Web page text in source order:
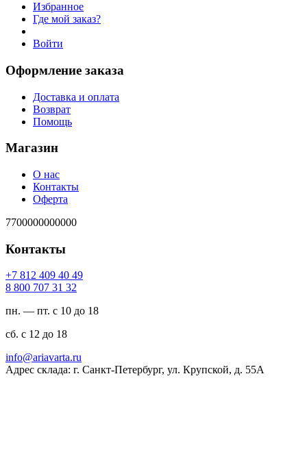
Избранное
Где мой заказ?
Войти
Оформление заказа
Доставка и оплата
Возврат
Помощь
Магазин
О нас
Контакты
Оферта
7700000000000
Контакты
94 04 904 218 7+
23 13 707 008 8
пн. — пт. с 10 до 18
сб. с 12 до 18
ur.atravaira@ofni
Адрес склада: г. Санкт-Петербург, ул. Крупской, д. 55А